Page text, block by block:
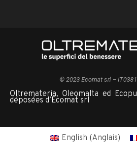
© 2023 Ecomat srl –
Oltremateria, Oleomalta ed
déposées d’Ecomat srl
English (Anglais)